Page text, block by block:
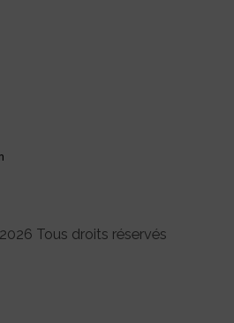
Tous droits réservés